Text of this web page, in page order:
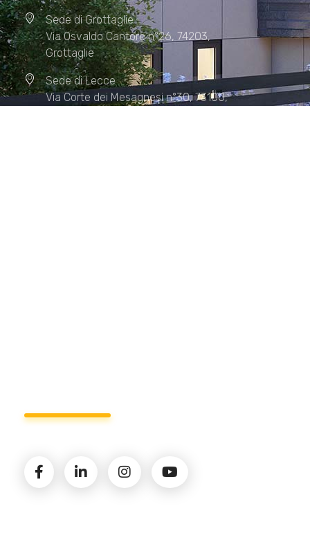
Sede di Grottaglie
Via Osvaldo Cantore n°26, 74203,
Grottaglie
Sede di Lecce
Via Corte dei Mesagnesi n°30, 73100,